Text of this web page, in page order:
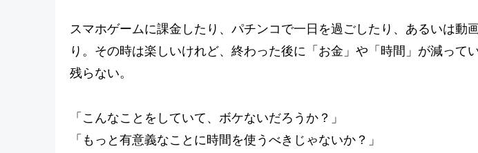
スマホゲームに課金したり、パチンコで一日を過ごしたり、あるいは動
り。その時は楽しいけれど、終わった後に「お金」や「時間」が減って
残らない。
「こんなことをしていて、ボケないだろうか？」
「もっと有意義なことに時間を使うべきじゃないか？」